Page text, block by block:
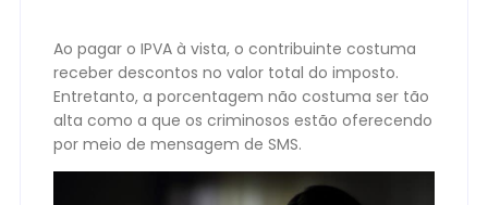
Ao pagar o IPVA à vista, o contribuinte costuma
receber descontos no valor total do imposto.
Entretanto, a porcentagem não costuma ser tão
alta como a que os criminosos estão oferecendo
por meio de mensagem de SMS.